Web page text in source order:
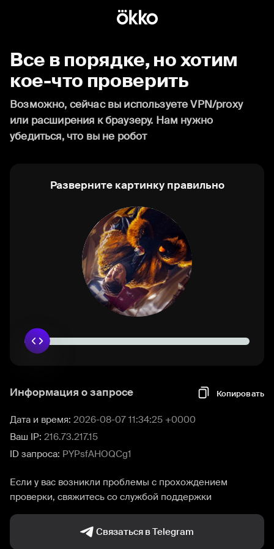
Все в порядке, но хотим
кое-что проверить
Возможно, сейчас вы используете VPN/proxy
или расширения к браузеру. Нам нужно
убедиться, что вы не робот
Разверните картинку правильно
Информация о запросе Копировать
Дата и время: 2026-08-07 11:34:25 +0000
Ваш IP: 216.73.217.15
ID запроса: PYPsfAHOQCg1
Если у вас возникли проблемы с прохождением
проверки, свяжитесь со службой поддержки
Связаться в Telegram